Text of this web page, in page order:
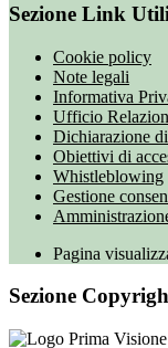
Sezione Link Utili
Cookie policy
Note legali
Informativa
Ufficio
Dichiarazione
Obiettivi di
Whistleblowing
Gestione
Pagina
Sezione